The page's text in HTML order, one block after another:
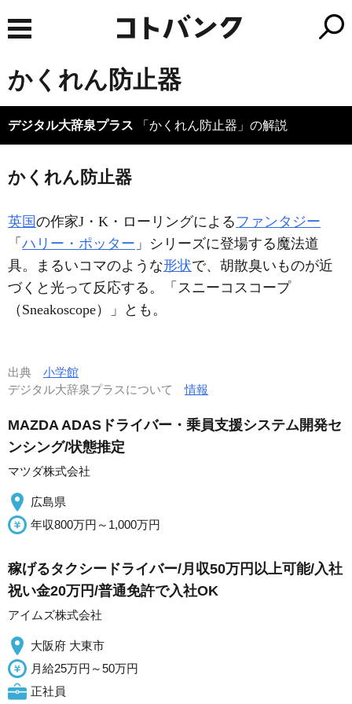
かくれん防止器
デジタル大辞泉プラス 「かくれん防止器」の解説
かくれん防止器
英国の作家J・K・ローリングによる ファンタジー
「 ハリー・ポッター 」シリーズに登場する魔法道
具。まるいコマのような形状で、胡散臭いものが近
づくと光って反応する。「スニーコスコープ
（Sneakoscope）」とも。
出典 小学館
デジタル大辞泉プラスについて情報
MAZDA ADASドライバー・乗員支援システム開発セ
ンシング/状態推定
マツダ株式会社
広島県
年収800万円～1,000万円
稼げるタクシードライバー/月収50万円以上可能/入社
祝い金20万円/普通免許で入社OK
アイムズ株式会社
大阪府 大東市
月給25万円～50万円
正社員